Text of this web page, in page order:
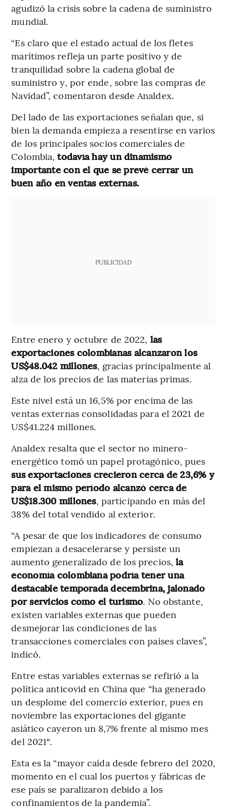
agudizó la crisis sobre la cadena de suministro
mundial.
“Es claro que el estado actual de los fletes
marítimos refleja un parte positivo y de
tranquilidad sobre la cadena global de
suministro y, por ende, sobre las compras de
Navidad”, comentaron desde Analdex.
Del lado de las exportaciones señalan que, si
bien la demanda empieza a resentirse en varios
de los principales socios comerciales de
Colombia,todavía hay un dinamismo
importante con el que se prevé cerrar un
buen año en ventas externas.
PUBLICIDAD
Entre enero y octubre de 2022, las
exportaciones colombianas alcanzaron los
US$48.042 millones, gracias principalmente al
alza de los precios de las materias primas.
Este nivel está un 16,5% por encima de las
ventas externas consolidadas para el 2021 de
US$41.224 millones.
Analdex resalta que el sector no minero-
energético tomó un papel protagónico, pues
sus exportaciones crecieron cerca de 23,6% y
para el mismo período alcanzó cerca de
US$18.300 millones, participando en más del
38% del total vendido al exterior.
“A pesar de que los indicadores de consumo
empiezan a desacelerarse y persiste un
aumento generalizado de los precios,la
economía colombiana podría tener una
destacable temporada decembrina, jalonado
por servicios como el turismo. No obstante,
existen variables externas que pueden
desmejorar las condiciones de las
transacciones comerciales con países claves”,
indicó.
Entre estas variables externas se refirió a la
política anticovid en China que “ha generado
un desplome del comercio exterior, pues en
noviembre las exportaciones del gigante
asiático cayeron un 8,7% frente al mismo mes
del 2021″.
Esta es la “mayor caída desde febrero del 2020,
momento en el cual los puertos y fábricas de
ese país se paralizaron debido a los
confinamientos de la pandemia”.